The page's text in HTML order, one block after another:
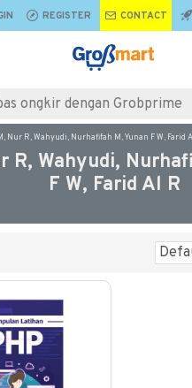
REGISTER CONTACT
Nur R, Wahyudi, Nurhafifah M, Yunan F W, Farid
R, Wahyudi,
F W, Farid Al R